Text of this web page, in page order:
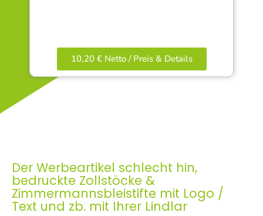
10,20 € Netto / Preis & Details
Der Werbeartikel schlecht hin,
bedruckte Zollstöcke &
Zimmermannsbleistifte mit Logo /
Text und zb. mit Ihrer Lindlar